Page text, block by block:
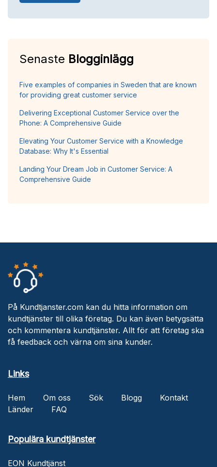
Senaste Blogginlägg
Five examples of companies in Sweden that are known
for providing great customer service
Delivering Exceptional Customer Service over the
Phone: A Comprehensive Guide
Elevating Your Customer Service with a Knowledge
Database: Why It's Essential
Landing Your Dream Job in Customer Service: A
Comprehensive Guide
På Kundtjanster.com kan du hitta information om
kundtjänster till olika företag. Du kan även betygsätta
och kommentera kundtjänster. Allt för att företag ska
få feedback och värna om sina kunder.
Links
Hem Om oss Sök Blogg
Kontakt
Länder
FAQ
Populära kundtjänster
EON Kundtjänst